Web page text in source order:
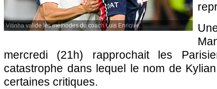
Vitinha valide les méthodes du coach Luis Enrique.
mercredi (21h) rapprochait les
catastrophe dans lequel le nom de
certaines critiques.